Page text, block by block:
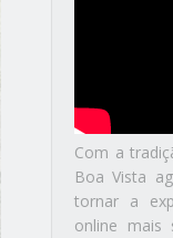
Com a
Boa Vista
tornar a
online mais